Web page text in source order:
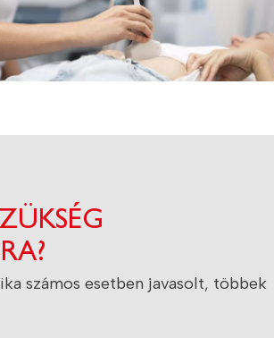
számos esetben javasolt, többek